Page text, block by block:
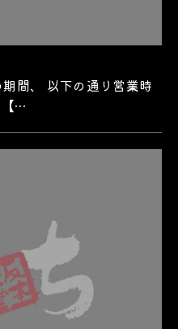
間、 以下の通り営業時
…